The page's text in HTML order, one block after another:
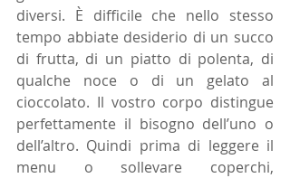
diversi. È difficile che nello stesso
tempo abbiate desiderio di un succo
di frutta, di un piatto di polenta, di
qualche noce o di un gelato al
cioccolato. Il vostro corpo distingue
perfettamente il bisogno dell’uno o
dell’altro. Quindi prima di leggere il
menu o sollevare coperchi,